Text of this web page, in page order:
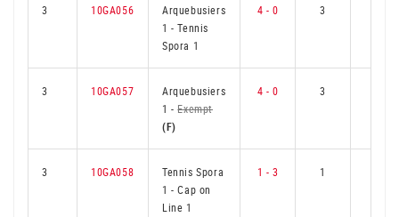
3 10GA056
Arquebusiers
1-Tennis
Spora 1
4 - 0 3
3 10GA057
Arquebusiers
1-Exempt
(F)
4 - 0 3
3 10GA058
Tennis Spora
1-Cap on
Line 1
1 - 3 1